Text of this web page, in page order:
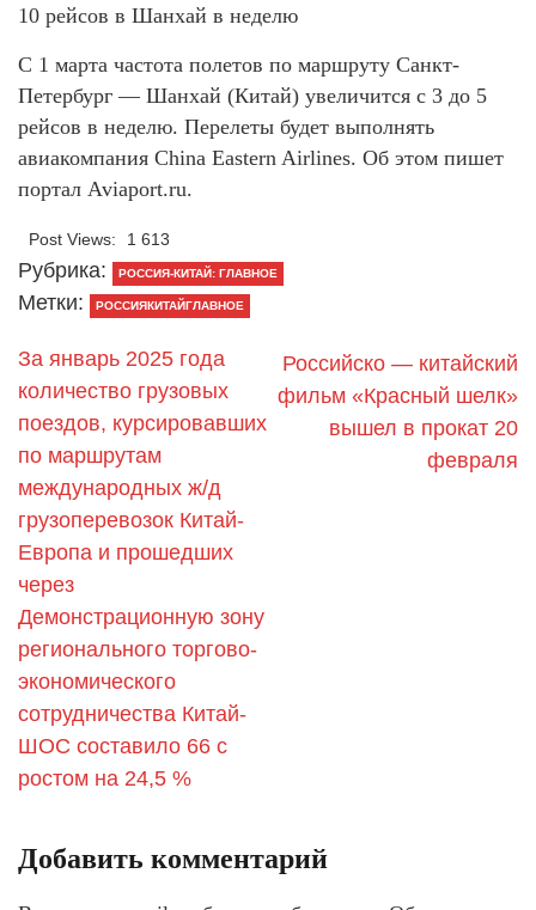
10 рейсов в Шанхай в неделю
С 1 марта частота полетов по маршруту Санкт-
Петербург — Шанхай (Китай) увеличится с 3 до 5
рейсов в неделю. Перелеты будет выполнять
авиакомпания China Eastern Airlines. Об этом пишет
портал Aviaport.ru.
Post Views: 1 613
Рубрика: РОССИЯ-КИТАЙ: ГЛАВНОЕ
Метки: РОССИЯКИТАЙГЛАВНОЕ
За январь 2025 года
количество грузовых
поездов, курсировавших
по маршрутам
международных ж/д
грузоперевозок Китай-
Европа и прошедших
через
Демонстрационную зону
регионального торгово-
экономического
сотрудничества Китай-
ШОС составило 66 с
ростом на 24,5 %
Российско — китайский
фильм «Красный шелк»
вышел в прокат 20
февраля
Добавить комментарий